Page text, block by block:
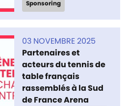
Sponsoring
03 NOVEMBRE 2025
Partenaires et
acteurs du tennis de
table français
rassemblés à la Sud
de France Arena